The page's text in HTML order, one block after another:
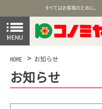
すべてはお客様のために。
HOME お知らせ
お知らせ